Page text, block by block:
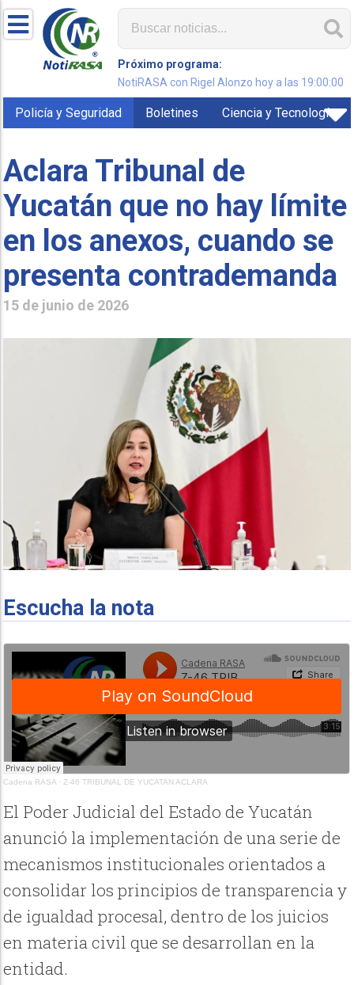
Próximo programa:
NotiRASA con Rigel Alonzo hoy a las 19:00:00
Policía y Seguridad Boletines Ciencia y Tecnología
Aclara Tribunal de
Yucatán que no hay límite
en los anexos, cuando se
presenta contrademanda
15 de junio de 2026
Escucha la nota
Cadena RASA · Z-46 TRIBUNAL DE YUCATAN ACLARA
El Poder Judicial del Estado de Yucatán
anunció la implementación de una serie de
mecanismos institucionales orientados a
consolidar los principios de transparencia y
de igualdad procesal, dentro de los juicios
en materia civil que se desarrollan en la
entidad.